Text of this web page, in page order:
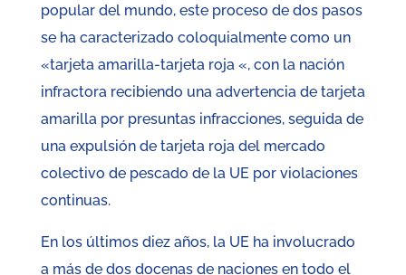
popular del mundo, este proceso de dos pasos
se ha caracterizado coloquialmente como un
«tarjeta amarilla-tarjeta roja «, con la nación
infractora recibiendo una advertencia de tarjeta
amarilla por presuntas infracciones, seguida de
una expulsión de tarjeta roja del mercado
colectivo de pescado de la UE por violaciones
continuas.
En los últimos diez años, la UE ha involucrado
a más de dos docenas de naciones en todo el